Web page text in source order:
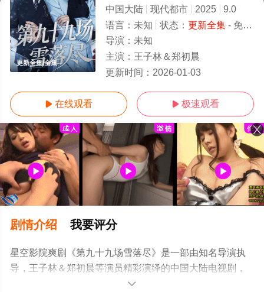
更新全集/全集
中国大陆 现代都市 2025
9.0
语言： 未知 状态： 更新全集- 免费在线观看
导演： 未知
主演： 王子林＆郑初晨
更新时间： 2026-01-03
 在线观看  极速观看
剧情介绍 我要评分
星空影院爽剧《第九十九场雪落尽》是一部由知名导演执
导，王子林＆郑初晨等演员精彩演绎的中国大陆电视剧，
大结局剧情已揭晓（更新全集），手机免费观看高清无删
